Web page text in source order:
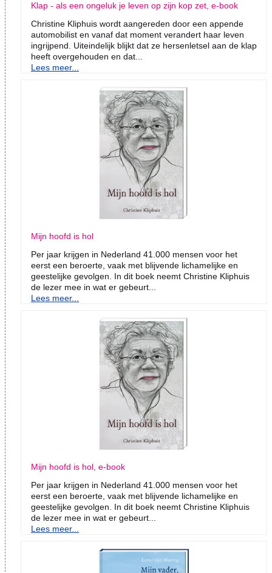
Klap - als een ongeluk je leven op zijn kop zet, e-book
Christine Kliphuis wordt aangereden door een appende
automobilist en vanaf dat moment verandert haar leven
ingrijpend. Uiteindelijk blijkt dat ze hersenletsel aan de klap
heeft overgehouden en dat...
Lees meer...
Mijn hoofd is hol
Per jaar krijgen in Nederland 41.000 mensen voor het
eerst een beroerte, vaak met blijvende lichamelijke en
geestelijke gevolgen. In dit boek neemt Christine Kliphuis
de lezer mee in wat er gebeurt...
Lees meer...
Mijn hoofd is hol, e-book
Per jaar krijgen in Nederland 41.000 mensen voor het
eerst een beroerte, vaak met blijvende lichamelijke en
geestelijke gevolgen. In dit boek neemt Christine Kliphuis
de lezer mee in wat er gebeurt...
Lees meer...